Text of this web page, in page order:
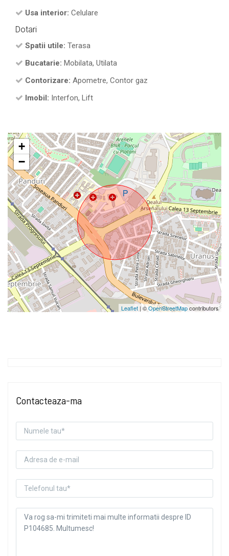
Usa interior: Celulare
Dotari
Spatii utile: Terasa
Bucatarie: Mobilata, Utilata
Contorizare: Apometre, Contor gaz
Imobil: Interfon, Lift
+
−
Leaflet | ©OpenStreetMapcontributors
Contacteaza-ma